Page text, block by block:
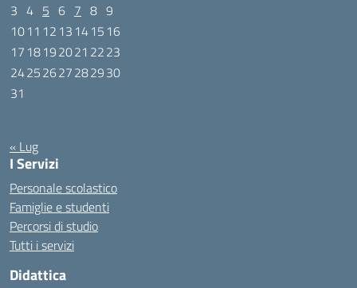
3 4 5 6 7 8 9
1011 12 13 1415 16
17 18192021 2223
24252627282930
31
« Lug
I Servizi
Personale scolastico
Famiglie e studenti
Percorsi di studio
Tutti i servizi
Didattica